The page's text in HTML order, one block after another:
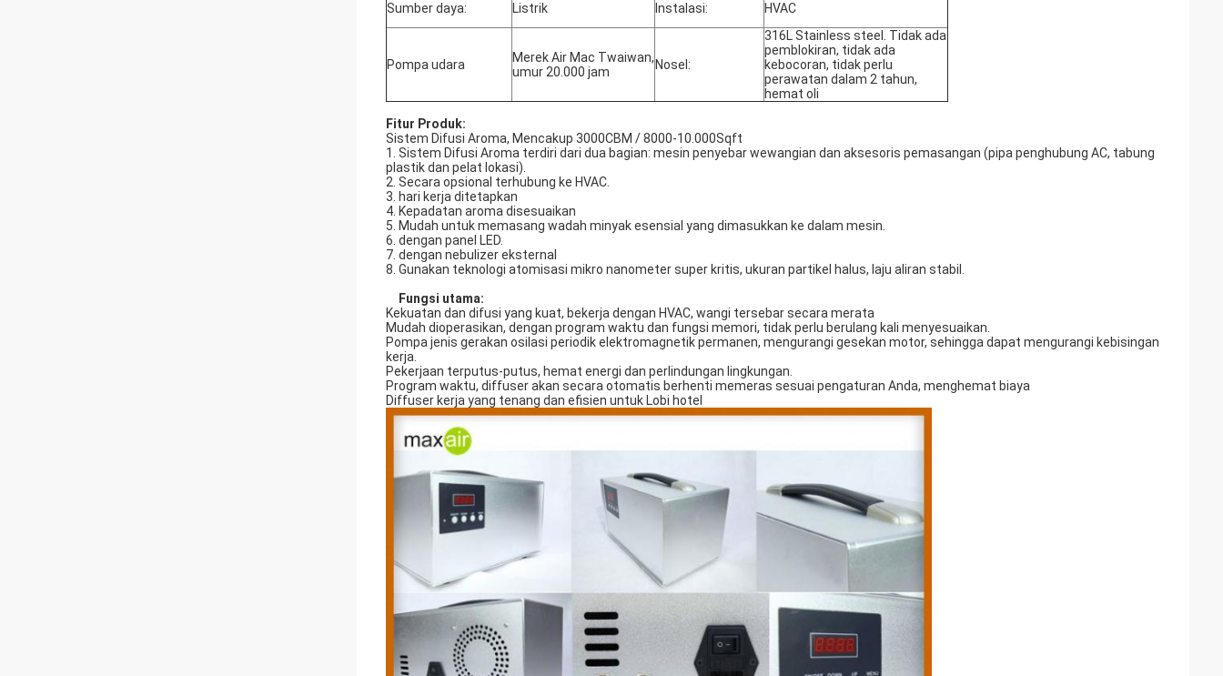
Sumber daya: Listrik Instalasi: HVAC
Pompa udara
Merek Air Mac Twaiwan,
umur 20.000 jam
Nosel:
316L Stainless steel. Tidak ada
pemblokiran, tidak ada
kebocoran, tidak perlu
perawatan dalam 2 tahun,
hemat oli
Fitur Produk:
Sistem Difusi Aroma, Mencakup 3000CBM / 8000-10.000Sqft
1. Sistem Difusi Aroma terdiri dari dua bagian: mesin penyebar wewangian dan aksesoris pemasangan (pipa penghubung AC, tabung
plastik dan pelat lokasi).
2. Secara opsional terhubung ke HVAC.
3. hari kerja ditetapkan
4. Kepadatan aroma disesuaikan
5. Mudah untuk memasang wadah minyak esensial yang dimasukkan ke dalam mesin.
6. dengan panel LED.
7. dengan nebulizer eksternal
8. Gunakan teknologi atomisasi mikro nanometer super kritis, ukuran partikel halus, laju aliran stabil.
Fungsi utama:
Kekuatan dan difusi yang kuat, bekerja dengan HVAC, wangi tersebar secara merata
Mudah dioperasikan, dengan program waktu dan fungsi memori, tidak perlu berulang kali menyesuaikan.
Pompa jenis gerakan osilasi periodik elektromagnetik permanen, mengurangi gesekan motor, sehingga dapat mengurangi kebisingan
kerja.
Pekerjaan terputus-putus, hemat energi dan perlindungan lingkungan.
Program waktu, diffuser akan secara otomatis berhenti memeras sesuai pengaturan Anda, menghemat biaya
Diffuser kerja yang tenang dan efisien untuk Lobi hotel